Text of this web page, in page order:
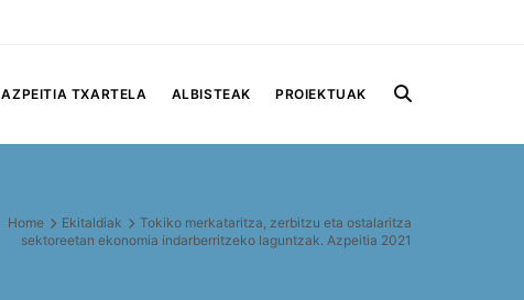
AZPEITIA TXARTELA ALBISTEAK PROIEKTUAK
Home Ekitaldiak
Tokiko merkataritza, zerbitzu eta ostalaritza
sektoreetan ekonomia indarberritzeko laguntzak. Azpeitia 2021